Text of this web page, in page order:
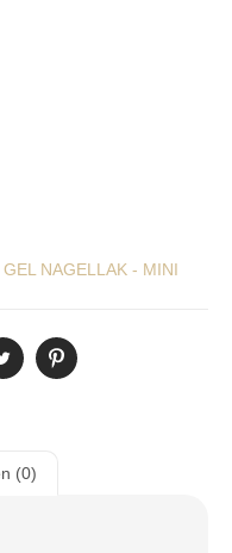
NAGELLAK - MINI
(0)